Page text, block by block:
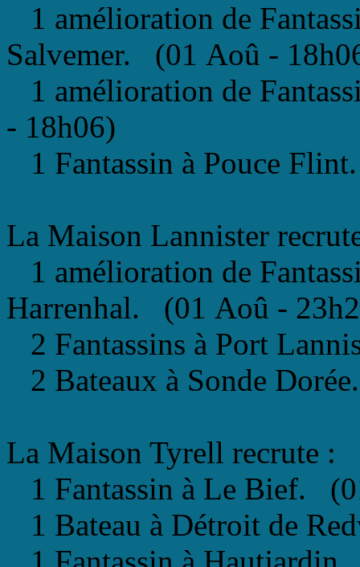
1 amélioration de
Salvemer. (01 Aoû -
1 amélioration de
- 18h06)
1 Fantassin à Pouce
La Maison Lannister
1 amélioration de
Harrenhal. (01 Aoû -
2 Fantassins à Port
2 Bateaux à Sonde
La Maison Tyrell recrute
1 Fantassin à Le Bief.
1 Bateau à Détroit de